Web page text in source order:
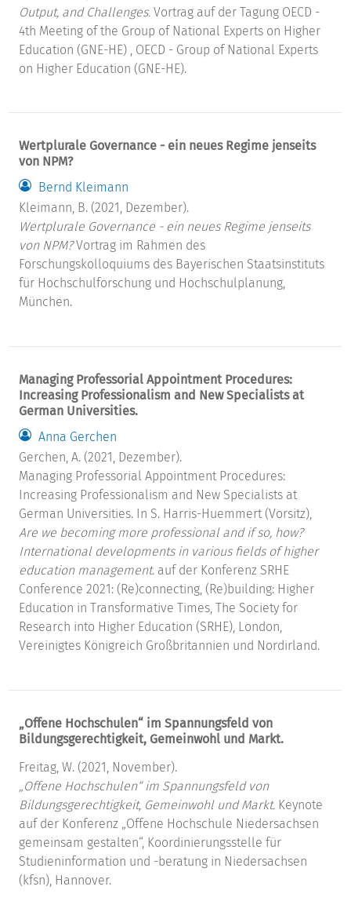
Output, and Challenges. Vortrag auf der Tagung OECD -
4th Meeting of the Group of National Experts on Higher
Education (GNE-HE) , OECD - Group of National Experts
on Higher Education (GNE-HE).
Wertplurale Governance - ein neues Regime jenseits
von NPM?
Bernd Kleimann
Kleimann, B. (2021, Dezember).
Wertplurale Governance - ein neues Regime jenseits
von NPM?Vortrag im Rahmen des
Forschungskolloquiums des Bayerischen Staatsinstituts
für Hochschulforschung und Hochschulplanung,
München.
Managing Professorial Appointment Procedures:
Increasing Professionalism and New Specialists at
German Universities.
Anna Gerchen
Gerchen, A. (2021, Dezember).
Managing Professorial Appointment Procedures:
Increasing Professionalism and New Specialists at
German Universities. In S. Harris-Huemmert (Vorsitz),
Are we becoming more professional and if so, how?
International developments in various fields of higher
education management. auf der Konferenz SRHE
Conference 2021: (Re)connecting, (Re)building: Higher
Education in Transformative Times, The Society for
Research into Higher Education (SRHE), London,
Vereinigtes Königreich Großbritannien und Nordirland.
„Offene Hochschulen“ im Spannungsfeld von
Bildungsgerechtigkeit, Gemeinwohl und Markt.
Freitag, W. (2021, November).
„Offene Hochschulen“ im Spannungsfeld von
Bildungsgerechtigkeit, Gemeinwohl und Markt. Keynote
auf der Konferenz „Offene Hochschule Niedersachsen
gemeinsam gestalten“, Koordinierungsstelle für
Studieninformation und -beratung in Niedersachsen
(kfsn), Hannover.